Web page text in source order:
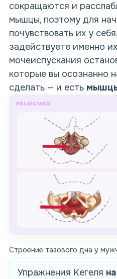
сокращаются и
мышцы, поэтому для
почувствовать их у
задействуете именно
мочеиспускания
которые вы осознанно
сделать — и есть
Строение тазового дна у
Упражнения Кегеля